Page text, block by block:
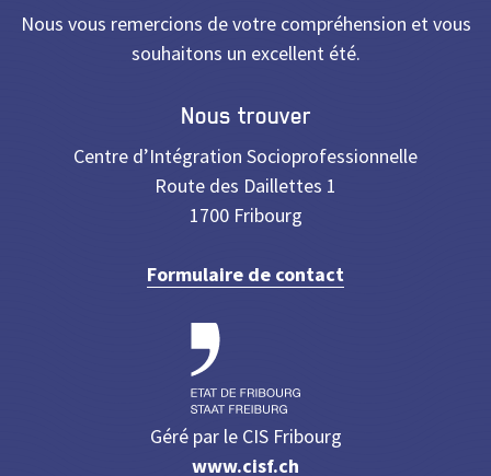
Nous vous remercions de votre compréhension et vous
souhaitons un excellent été.
Nous trouver
Centre d’Intégration Socioprofessionnelle
Route des Daillettes 1
1700 Fribourg
Formulaire de contact
Géré par le CIS Fribourg
www.cisf.ch